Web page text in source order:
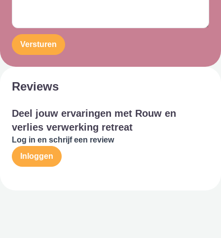
Versturen
Reviews
Deel jouw ervaringen met Rouw en
verlies verwerking retreat
Log in en schrijf een review
Inloggen